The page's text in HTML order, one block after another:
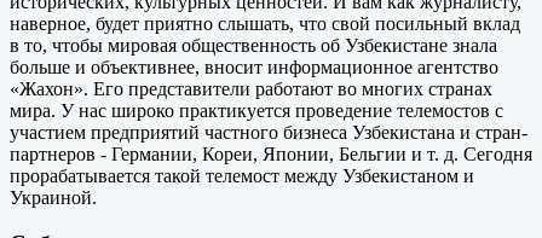
наверное, будет приятно слышать, что свой посильный вклад
в то, чтобы мировая общественность об Узбекистане знала
больше и объективнее, вносит информационное агентство
«Жахон». Его представители работают во многих странах
мира. У нас широко практикуется проведение телемостов с
участием предприятий частного бизнеса Узбекистана и стран-
партнеров - Германии, Кореи, Японии, Бельгии и т. д. Сегодня
прорабатывается такой телемост между Узбекистаном и
Украиной.